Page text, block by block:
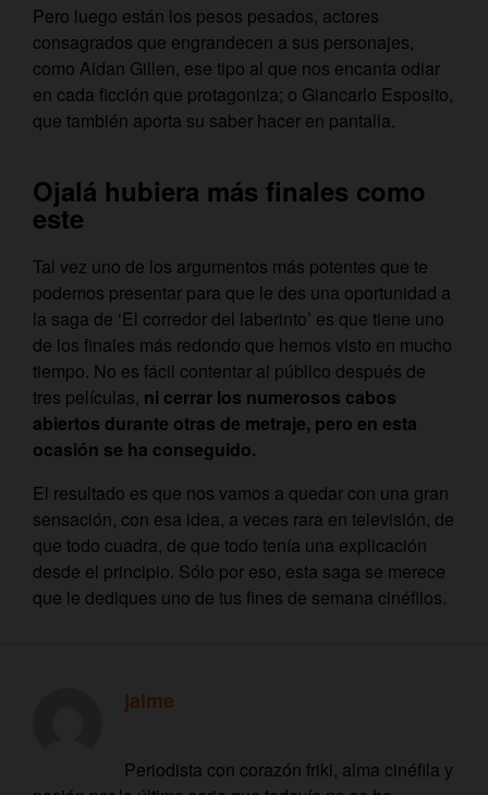
Pero luego están los pesos pesados, actores
consagrados que engrandecen a sus personajes,
como Aidan Gillen, ese tipo al que nos encanta odiar
en cada ficción que protagoniza; o Giancarlo Esposito,
que también aporta su saber hacer en pantalla.
Ojalá hubiera más finales como
este
Tal vez uno de los argumentos más potentes que te
podemos presentar para que le des una oportunidad a
la saga de ‘El corredor del laberinto’ es que tiene uno
de los finales más redondo que hemos visto en mucho
tiempo. No es fácil contentar al público después de
tres películas, ni cerrar los numerosos cabos
abiertos durante otras de metraje, pero en esta
ocasión se ha conseguido.
El resultado es que nos vamos a quedar con una gran
sensación, con esa idea, a veces rara en televisión, de
que todo cuadra, de que todo tenía una explicación
desde el principio. Sólo por eso, esta saga se merece
que le dediques uno de tus fines de semana cinéfilos.
jaime
Periodista con corazón friki, alma cinéfila y